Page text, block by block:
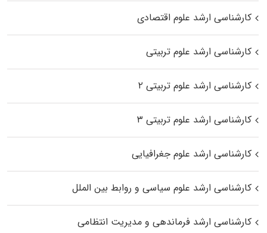
کارشناسی ارشد علوم اقتصادی
کارشناسی ارشد علوم تربیتی
کارشناسی ارشد علوم تربیتی ۲
کارشناسی ارشد علوم تربیتی ۳
کارشناسی ارشد علوم جغرافیایی
کارشناسی ارشد علوم سیاسی و روابط بین الملل
کارشناسی ارشد فرماندهی و مدیریت انتظامی